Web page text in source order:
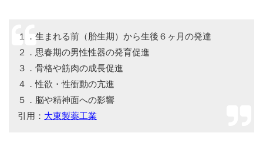
１．生まれる前（胎生期）から生後６ヶ月の発達
２．思春期の男性性器の発育促進
３．骨格や筋肉の成長促進
４．性欲・性衝動の亢進
５．脳や精神面への影響
引用： 大東製薬工業